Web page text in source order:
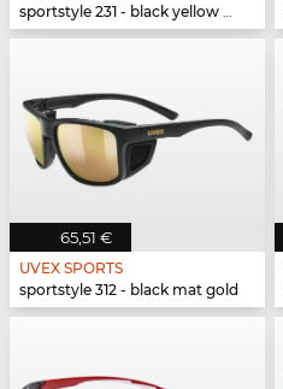
sportstyle 231 - black yellow matt
65,51 €
UVEX SPORTS
sportstyle 312 - black mat gold